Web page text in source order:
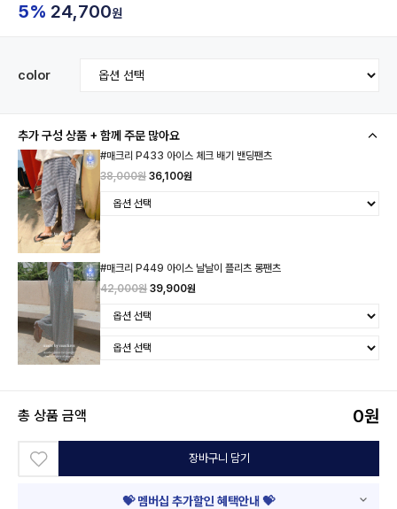
5% 24,700원
color
추가 구성 상품 + 함께 주문 많아요
#매크리 P433 아이스 체크 배기 밴딩팬츠
38,000원 36,100원
#매크리 P449 아이스 날날이 플리츠 롱팬츠
42,000원 39,900원
총 상품 금액 0원
장바구니 담기
💝 멤버십 추가할인 혜택안내 💝